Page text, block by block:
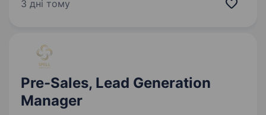
3 дні тому
Pre-Sales, Lead Generation
Manager